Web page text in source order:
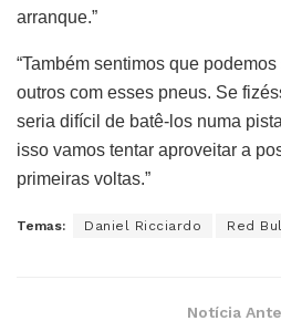
arranque.”
“Também sentimos que
outros com esses pneus. Se
seria difícil de batê-los numa
isso vamos tentar aproveitar a
primeiras voltas.”
Temas: Daniel Ricciardo Red
Notícia